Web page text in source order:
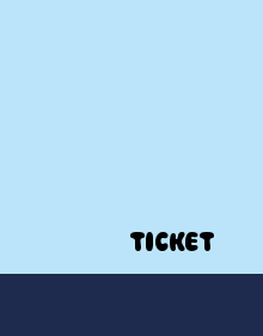
TICKET